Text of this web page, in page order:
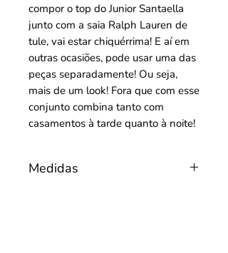
compor o top do Junior Santaella
junto com a saia Ralph Lauren de
tule, vai estar chiquérrima! E aí em
outras ocasiões, pode usar uma das
peças separadamente! Ou seja,
mais de um look! Fora que com esse
conjunto combina tanto com
casamentos à tarde quanto à noite!
Medidas